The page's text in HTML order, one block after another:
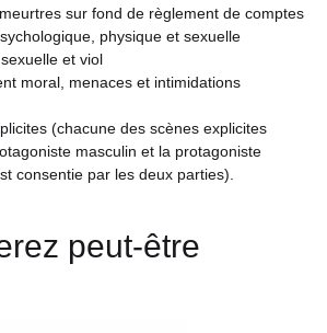
sur fond de règlement de comptes
physique et sexuelle
et viol
moral, menaces et intimidations
(chacune des scènes explicites
masculin et la protagoniste
consentie par les deux parties).
peut-être